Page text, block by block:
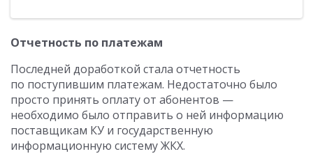
Отчетность по платежам
Последней доработкой стала отчетность
по поступившим платежам. Недостаточно было
просто принять оплату от абонентов —
необходимо было отправить о ней информацию
поставщикам КУ и государственную
информационную систему ЖКХ.